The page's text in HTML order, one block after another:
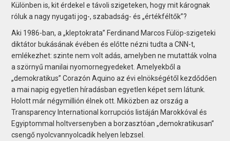
Különben is, kit érdekel e távoli szigeteken, hogy mit kárognak
róluk a nagy nyugati jog-, szabadság- és „értékféltők”?
Aki 1986-ban, a „kleptokrata” Ferdinand Marcos Fülöp-szigeteki
diktátor bukásának évében és előtte nézni tudta a CNN-t,
emlékezhet: szinte nem volt adás, amelyben ne mutatták volna
a szörnyű manilai nyomornegyedeket. Amelyekből a
„demokratikus” Corazón Aquino az évi elnökségétől kezdődően
a mai napig egyetlen híradásban egyetlen képet sem látunk.
Holott már négymillión élnek ott. Miközben az ország a
Transparency International korrupciós listáján Marokkóval és
Egyiptommal holtversenyben a borzasztóan „demokratikusan”
csengő nyolcvannyolcadik helyen lebzsel.